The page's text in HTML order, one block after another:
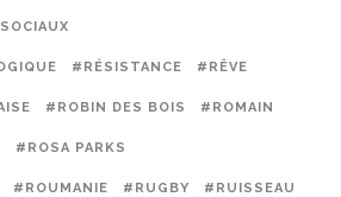
#RÉSISTANCE #RÊVE
#ROBIN DES BOIS #ROMAIN
#ROSA PARKS
#ROUMANIE #RUGBY #RUISSEAU